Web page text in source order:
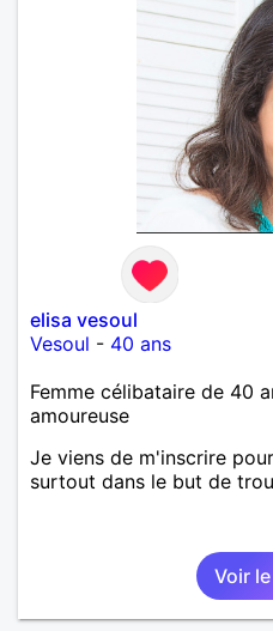
elisa vesoul
Vesoul - 40 ans
Femme célibataire de 40
amoureuse
Je viens de m'inscrire
surtout dans le but de
Voir